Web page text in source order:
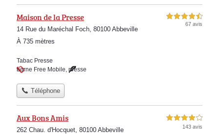
Maison de la Presse
14 Rue du Maréchal Foch, 80100 Abbeville
À 735 mètres
4,5 étoiles sur 5
67 avis
Tabac Presse
borne Free Mobile, presse
Téléphone
Aux Bons Amis
262 Chau. d'Hocquet, 80100 Abbeville
4,0 étoiles sur 5
143 avis